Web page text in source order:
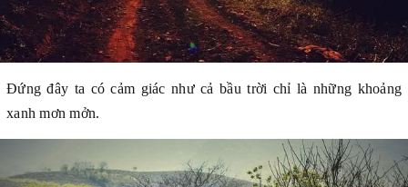
Đứng đây ta có cảm giác như cả bầu trời chỉ là những khoảng
xanh mơn mởn.